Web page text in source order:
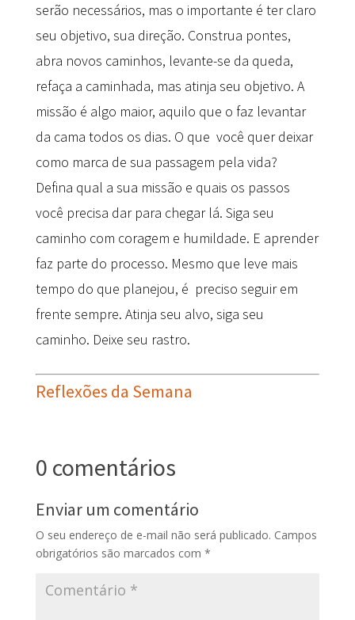
serão necessários, mas o importante é ter claro
seu objetivo, sua direção. Construa pontes,
abra novos caminhos, levante-se da queda,
refaça a caminhada, mas atinja seu objetivo. A
missão é algo maior, aquilo que o faz levantar
da cama todos os dias. O que você quer deixar
como marca de sua passagem pela vida?
Defina qual a sua missão e quais os passos
você precisa dar para chegar lá. Siga seu
caminho com coragem e humildade. E aprender
faz parte do processo. Mesmo que leve mais
tempo do que planejou, é preciso seguir em
frente sempre. Atinja seu alvo, siga seu
caminho. Deixe seu rastro.
Reflexões da Semana
0 comentários
Enviar um comentário
O seu endereço de e-mail não será publicado. Campos
obrigatórios são marcados com *